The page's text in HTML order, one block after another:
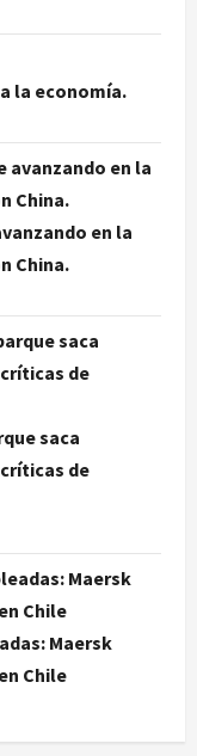
la economía.
en la
China.
saca
de
Maersk
Chile